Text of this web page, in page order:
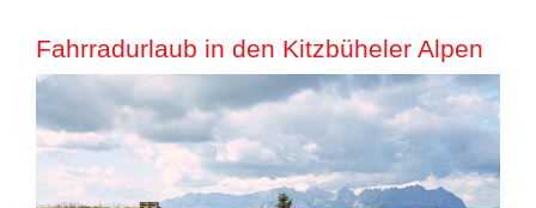
Fahrradurlaub in den Kitzbüheler Alpen